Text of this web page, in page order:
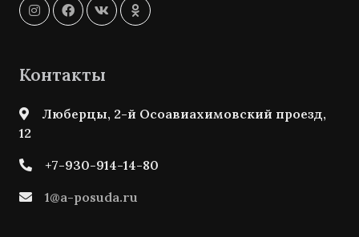
Контакты
Люберцы, 2-й Осоавиахимовский проезд,
12
+7-930-914-14-80
1@a-posuda.ru